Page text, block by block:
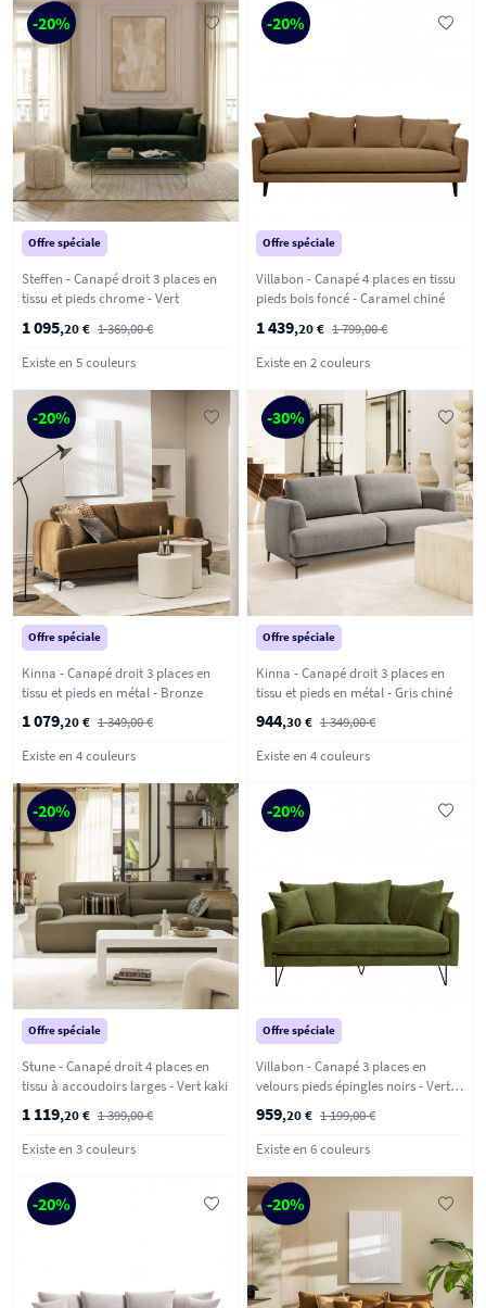
-20%
Offre spéciale
Steffen - Canapé droit 3 places en
tissu et pieds chrome - Vert
1 095,20 € 1 369,00 €
Existe en 5 couleurs
-20%
Offre spéciale
Villabon - Canapé 4 places en tissu
pieds bois foncé - Caramel chiné
1 439,20 € 1 799,00 €
Existe en 2 couleurs
-20%
Offre spéciale
Kinna - Canapé droit 3 places en
tissu et pieds en métal - Bronze
1 079,20 € 1 349,00 €
Existe en 4 couleurs
-30%
Offre spéciale
Kinna - Canapé droit 3 places en
tissu et pieds en métal - Gris chiné
944,30 € 1 349,00 €
Existe en 4 couleurs
-20%
Offre spéciale
Stune - Canapé droit 4 places en
tissu à accoudoirs larges - Vert kaki
1 119,20 € 1 399,00 €
Existe en 3 couleurs
-20%
Offre spéciale
Villabon - Canapé 3 places en
velours pieds épingles noirs - Vert
olive
959,20 € 1 199,00 €
Existe en 6 couleurs
-20% -20%